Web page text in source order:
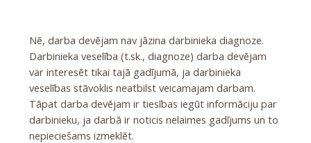
Nē, darba devējam nav jāzina darbinieka diagnoze.
Darbinieka veselība (t.sk., diagnoze) darba devējam
var interesēt tikai tajā gadījumā, ja darbinieka
veselības stāvoklis neatbilst veicamajam darbam.
Tāpat darba devējam ir tiesības iegūt informāciju par
darbinieku, ja darbā ir noticis nelaimes gadījums un to
nepieciešams izmeklēt.